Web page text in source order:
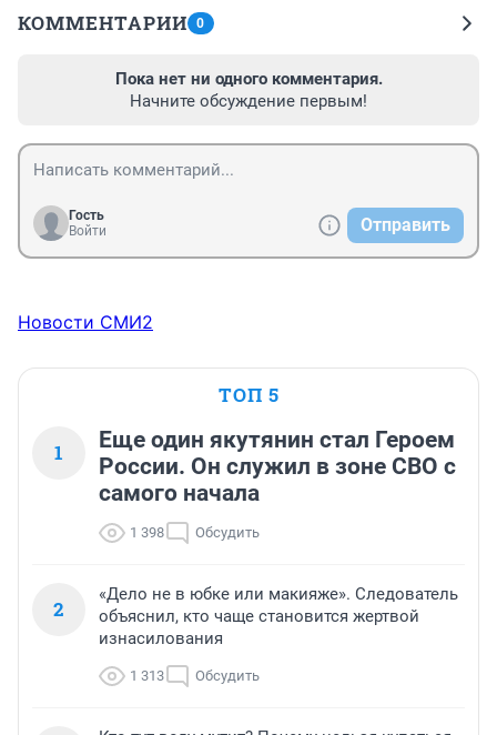
КОММЕНТАРИИ 0
Пока нет ни одного комментария.
Начните обсуждение первым!
Гость
Войти
Отправить
Новости СМИ2
ТОП 5
1
Еще один якутянин стал Героем
России. Он служил в зоне СВО с
самого начала
1 398 Обсудить
2
«Дело не в юбке или макияже». Следователь
объяснил, кто чаще становится жертвой
изнасилования
1 313 Обсудить